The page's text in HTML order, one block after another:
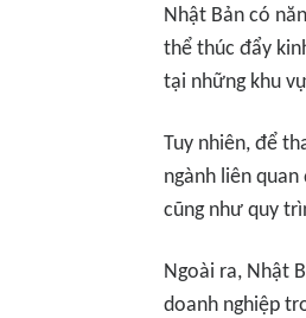
Nhật Bản có
thể thúc đẩy
tại những khu
Tuy nhiên, để
ngành liên
cũng như quy
Ngoài ra, Nhật
doanh nghiệp